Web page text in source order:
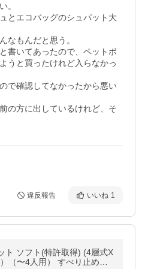
。
とエコバッグのシュパット大
なもんだと思う。
書いてあったので、ペットボ
うと買ったけれど入らなかっ
で確認してなかったから悪い
の方に出しているけれど、そ
違反報告 いいね 1
層式X
（〜4人用） すべり止め付